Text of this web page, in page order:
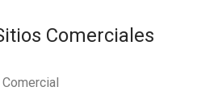
Comerciales